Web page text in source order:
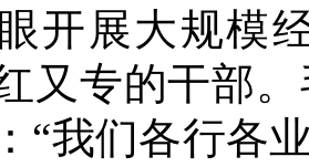
开展大规模
又专的干部
“我们各行各